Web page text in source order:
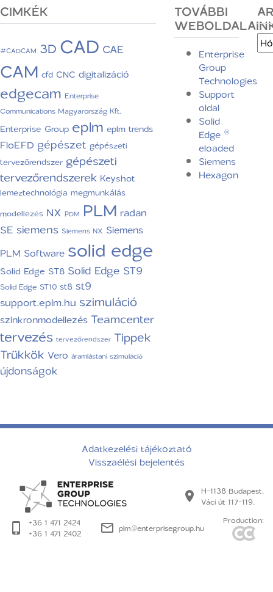
CIMKÉK
#CADCAM 3DCAD CAE
CAM cfd CNC digitalizáció
edgecam Enterprise
Communications Magyarország Kft.
Enterprise Group eplm eplm trends
FloEFD gépészet gépészeti
tervezőrendszer gépészeti
tervezőrendszerek Keyshot
lemeztechnológia megmunkálás
modellezés NX PDM PLM radan
SE siemens Siemens NX Siemens
PLM Software solid edge
Solid Edge ST8 Solid Edge ST9
Solid Edge ST10 st8 st9
support.eplm.hu szimuláció
szinkronmodellezés Teamcenter
tervezés tervezőrendszer Tippek
Trükkök Vero áramlástani szimuláció
újdonságok
TOVÁBBI
Enterprise
Group
Technologies
Support
oldal
Solid
Edge ®
eloaded
Siemens
Hexagon
Adatkezelési tájékoztató
Visszaélési bejelentés
H-1138 Budapest,
Váci út 117-119.
+36 1 471 2424
+36 1 471 2402
plm@enterprisegroup.hu
Production: